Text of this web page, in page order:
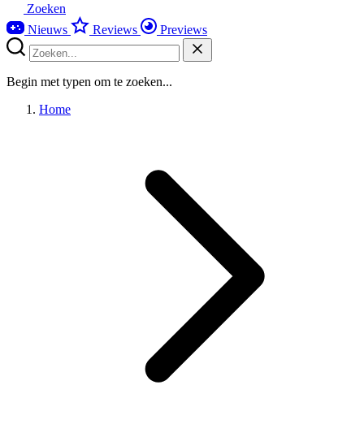
Zoeken
Nieuws
Reviews Previews
Begin met typen om te zoeken...
Home